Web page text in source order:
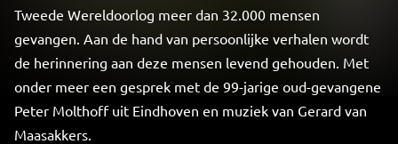
Tweede Wereldoorlog meer dan 32.000 mensen
gevangen. Aan de hand van persoonlijke verhalen wordt
de herinnering aan deze mensen levend gehouden. Met
onder meer een gesprek met de 99-jarige oud-gevangene
Peter Molthoff uit Eindhoven en muziek van Gerard van
Maasakkers.